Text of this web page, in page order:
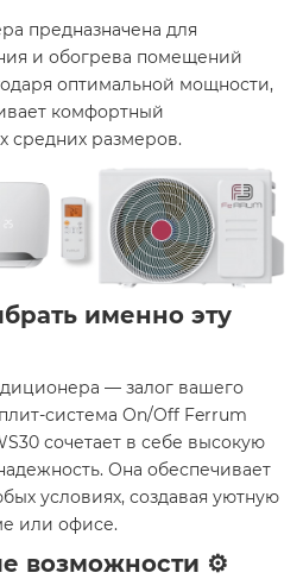
предназначена для
и обогрева помещений
оптимальной мощности,
комфортный
средних размеров.​
именно эту
— залог вашего
система On/Off Ferrum
сочетает в себе высокую
Она обеспечивает
условиях, создавая уютную
или офисе.​
возможности ⚙️